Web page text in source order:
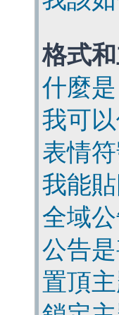
格式
什麼
我可
表情
我能
全域
公告
置頂